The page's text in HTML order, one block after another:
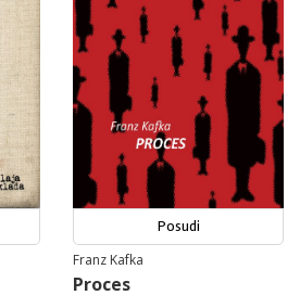
Posudi
Franz Kafka
Proces